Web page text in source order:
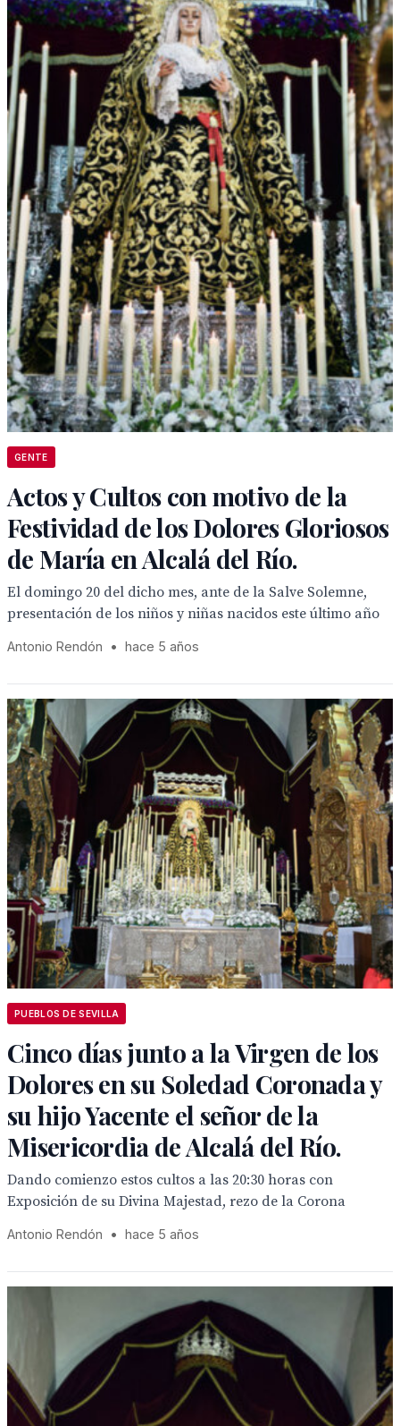
GENTE
Actos y Cultos con motivo de la
Festividad de los Dolores Gloriosos
de María en Alcalá del Río.
El domingo 20 del dicho mes, ante de la Salve Solemne,
presentación de los niños y niñas nacidos este último año
Antonio Rendón • hace 5 años
PUEBLOS DE SEVILLA
Cinco días junto a la Virgen de los
Dolores en su Soledad Coronada y
su hijo Yacente el señor de la
Misericordia de Alcalá del Río.
Dando comienzo estos cultos a las 20:30 horas con
Exposición de su Divina Majestad, rezo de la Corona
Antonio Rendón • hace 5 años